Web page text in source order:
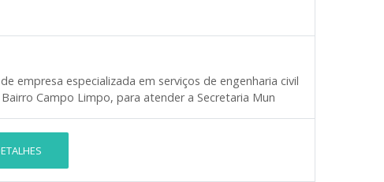
empresa especializada em serviços de engenharia civil
Campo Limpo, para atender a Secretaria Mun